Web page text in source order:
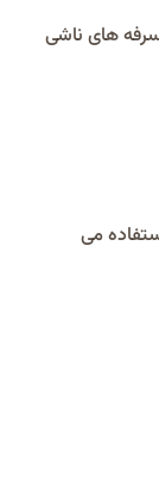
های ناشی
می